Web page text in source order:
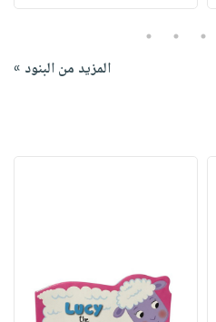
3
4
5
المزيد من البنود »